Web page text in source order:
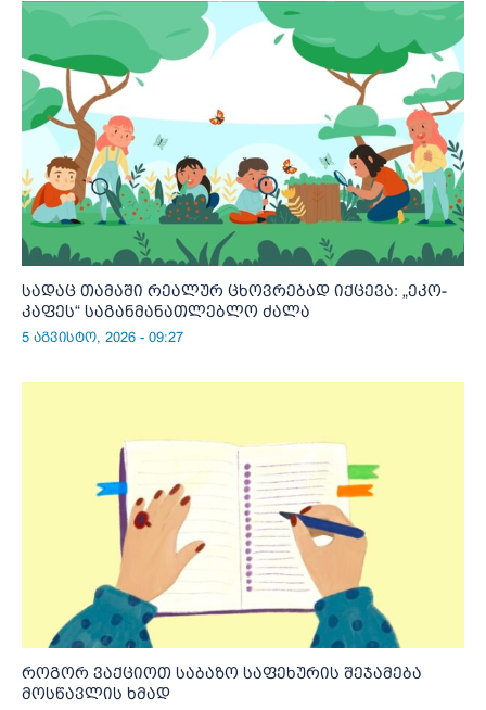
სადაც თამაში რეალურ ცხოვრებად იქცევა: „ეკო-
კაფეს“ საგანმანათლებლო ძალა
5 აგვისტო, 2026 - 09:27
როგორ ვაქციოთ საბაზო საფეხურის შეჯამება
მოსწავლის ხმად